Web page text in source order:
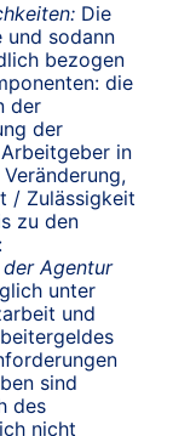
Die
und sodann
bezogen
die
der
der
in
/ Zulässigkeit
zu den
Agentur
unter
und
sind
des
nicht